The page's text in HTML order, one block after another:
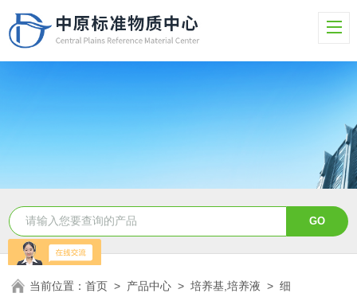
当前位置：首页 > 产品中心 >培养基,培养液 >细